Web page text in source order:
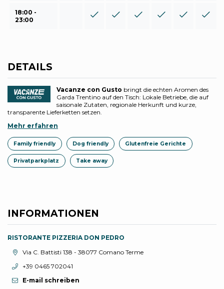
18:00 -
23:00
DETAILS
Vacanze con Gusto bringt die echten Aromen des
Garda Trentino auf den Tisch: Lokale Betriebe, die auf
saisonale Zutaten, regionale Herkunft und kurze,
transparente Lieferketten setzen.
Mehr erfahren
Family friendly Dog friendly Glutenfreie Gerichte
Privatparkplatz Take away
INFORMATIONEN
RISTORANTE PIZZERIA DON PEDRO
aria.location:
Via C. Battisti 138 - 38077 Comano Terme
aria.phone:
+39 0465 702041
E-mail schreiben